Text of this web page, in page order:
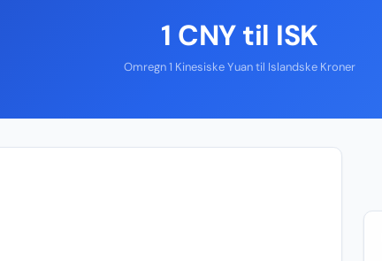
1 CNY til ISK
Omregn 1 Kinesiske Yuan til Islandske Kroner